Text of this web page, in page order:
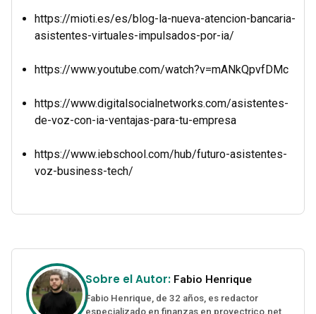
https://mioti.es/es/blog-la-nueva-atencion-bancaria-
asistentes-virtuales-impulsados-por-ia/
https://www.youtube.com/watch?v=mANkQpvfDMc
https://www.digitalsocialnetworks.com/asistentes-
de-voz-con-ia-ventajas-para-tu-empresa
https://www.iebschool.com/hub/futuro-asistentes-
voz-business-tech/
Sobre el Autor: Fabio Henrique
Fabio Henrique, de 32 años, es redactor
especializado en finanzas en proyectrico.net,